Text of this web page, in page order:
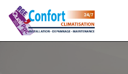
Skip
main